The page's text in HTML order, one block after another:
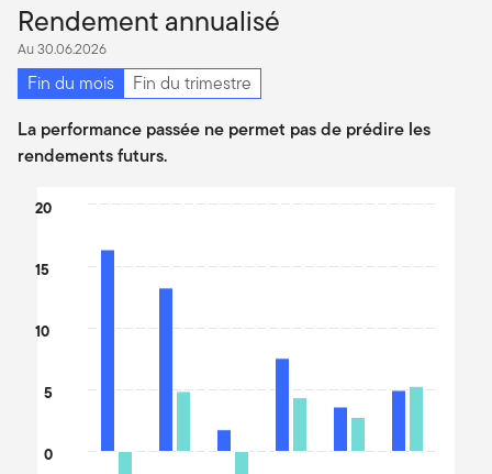
Rendement annualisé
Au 30.06.2026
Fin du mois
Fin du trimestre
La performance passée ne permet pas de prédire les
rendements futurs.
Chart
The chart has 1 X axis displaying categories.
The chart has 1 Y axis displaying values. Data ranges from -3.5
0
5
10
15
20